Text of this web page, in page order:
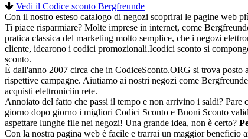
Vedi il Codice sconto Bergfreunde
Con il nostro esteso catalogo di negozi scoprirai le pagine web
Ti piace risparmiare? Molte imprese in internet, come
pratica classica del marketing molto semplice, che i negozi
cliente, idearono i codici promozionali.Icodici sconto si
sconto.
È dall'anno 2007 circa che in CodiceSconto.ORG si trova
rispettive campagne. Aiutiamo ai nostri negozi come
acquisti elettroniciin rete.
Annoiato del fatto che passi il tempo e non arrivino i saldi? Pare
giorno dopo giorno i migliori Codici Sconto e Buoni Sconto
aspettare lunghe file nei negozi! Una grande idea, non è certo?
Con la nostra pagina web è facile e trarrai un maggior beneficio